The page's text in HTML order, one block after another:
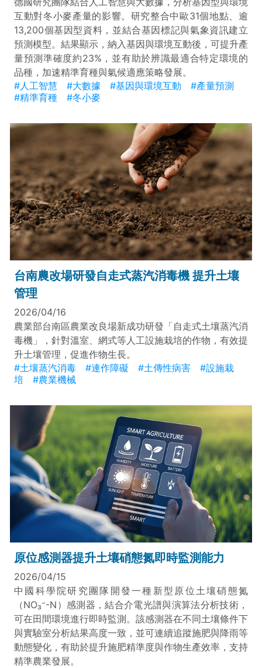
互動對冬小麥產量的影響。研究整合中歐31個地點、逾
13,200個基因型資料，並結合基因標記與氣象資訊建立
預測模型。結果顯示，納入基因與環境互動後，可提升產
量預測準確度約23%，並有助於辨識最適合特定環境的
品種，加速精準育種與氣候適應策略發展。
#人工智慧
#大數據 #基因與環境互動
#產量預測
#精準育種
#冬小麥
台南農改場研發自走式蒸汽消毒機 提升土壤
管理
2026/04/16
農業部台南區農業改良場新成功研發「自走式土壤蒸汽消
毒機」，針對溫室、網式等人工設施栽培的作物，有效提
升土壤管理，促進作物生長。
#土壤蒸汽消毒
#連作障礙 #土傳性病害
#設施栽
培
#農業機械
原位感測器提升土壤硝態氮即時監測能力
2026/04/15
中國科學院研究團隊開發一種新型原位土壤硝態氮
（NO₃⁻-N）感測器，結合介電光譜與演算法分析技術，
可在田間環境進行即時監測。該感測器在不同土壤條件下
與實驗室分析結果高度一致，並可連續追蹤施肥與降雨等
動態變化，有助於提升施肥精準度與作物生產效率，支持
精準農業發展。